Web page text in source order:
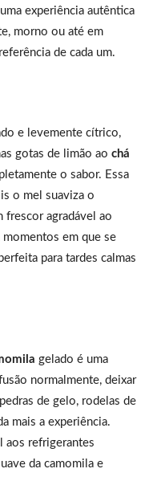
experiência autêntica
morno ou até em
de cada um.
e levemente cítrico,
gotas de limão ao chá
o sabor. Essa
o mel suaviza o
frescor agradável ao
momentos em que se
para tardes calmas
gelado é uma
normalmente, deixar
de gelo, rodelas de
mais a experiência.
aos refrigerantes
da camomila e